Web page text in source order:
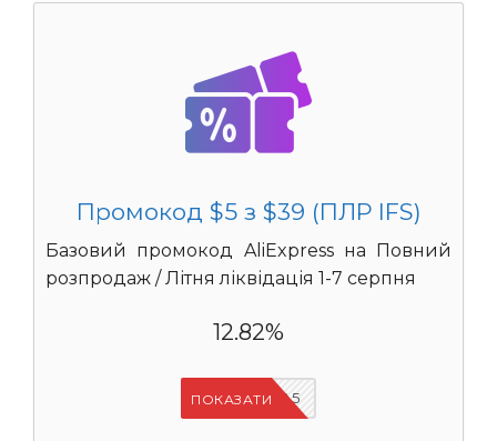
Промокод $5 з $39 (ПЛР IFS)
Базовий промокод AliExpress на Повний
розпродаж / Літня ліквідація 1-7 серпня
12.82%
IFSCDUA5
ПОКАЗАТИ